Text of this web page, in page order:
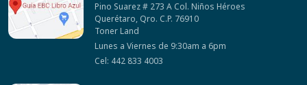
Pino Suarez # 273 A Col. Niños Héroes
Querétaro, Qro. C.P. 76910
Toner Land
Lunes a Viernes de 9:30am a 6pm
Cel: 442 833 4003